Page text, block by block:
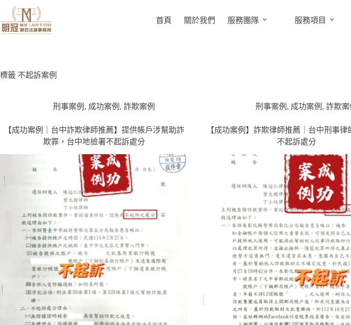
首頁 關於我們 服務團隊 服務項目
標籤 不起訴案例
刑事案例 , 成功案例 , 詐欺案例
【成功案例｜台中詐欺律師推薦】提供帳戶涉幫助詐
欺罪，台中地檢署不起訴處分
刑事案例 , 成功案例 , 詐欺案
【成功案例】詐欺律師推薦｜台中刑事律
不起訴處分